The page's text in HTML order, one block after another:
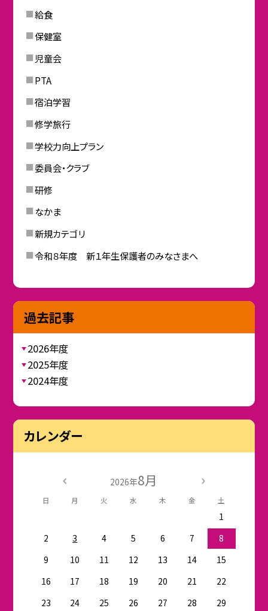
給食
保健室
児童会
PTA
宿泊学習
修学旅行
学校力向上プラン
委員会・クラブ
研修
なかま
新規カテゴリ
令和８年度 新１年生保護者のみなさまへ
過去記事
2026年度
2025年度
2024年度
カレンダー
2026年8月
日 月 火 水 木 金 土
1
2
3 4 5 6 7
8
9
10 11 12 13 14
15
16
17 18 19 20 21
22
23
24 25 26 27 28
29